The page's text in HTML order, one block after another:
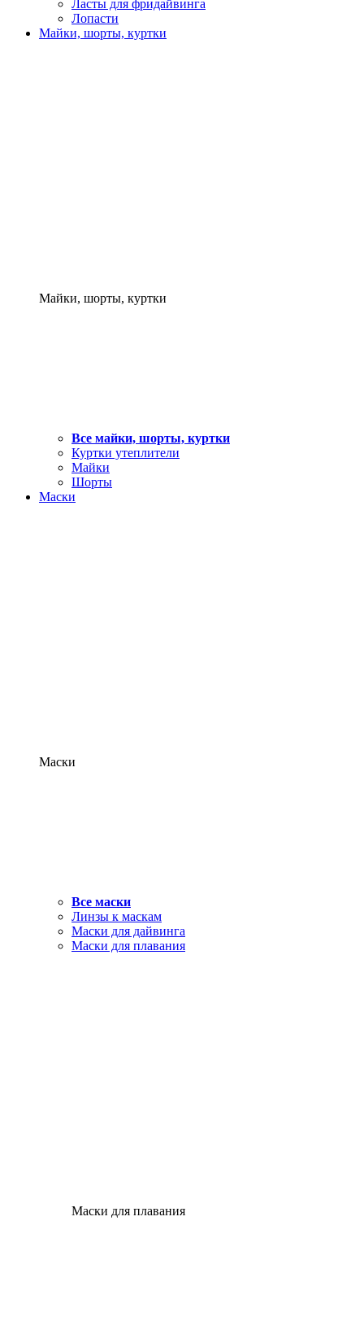
Ласты для фридайвинга
Лопасти
Майки, шорты, куртки
Майки, шорты, куртки
Все майки, шорты, куртки
Куртки утеплители
Майки
Шорты
Маски
Маски
Все маски
Линзы к маскам
Маски для дайвинга
Маски для плавания
Маски для плавания